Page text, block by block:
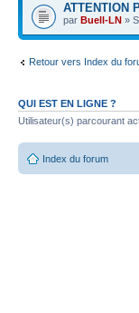
ATTENTION
par Buell-LN »
Retour vers Index du
QUI EST EN LIGNE ?
Utilisateur(s) parcourant
Index du forum